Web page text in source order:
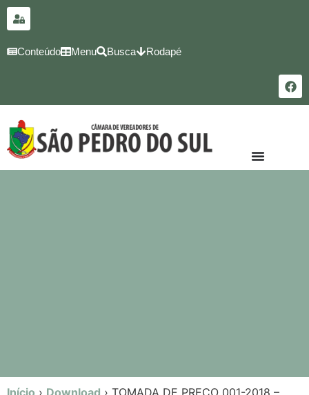
conteúdo
Conteúdo Menu Busca Rodapé
Início › Download › TOMADA DE PREÇO 001-2018 –